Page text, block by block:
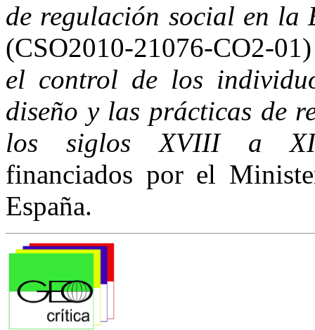
de regulación social en la
(CSO2010-21076-CO2-
el control de los
diseño y las prácticas de
los siglos XVIII a
financiados por el
España.